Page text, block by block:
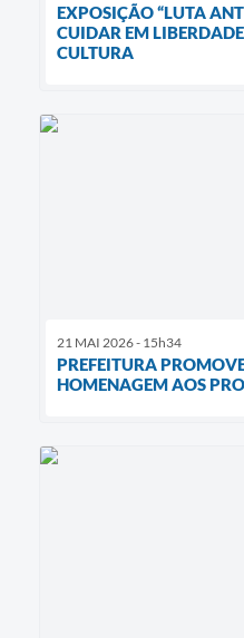
EXPOSIÇÃO “LUTA
CUIDAR EM
CULTURA
21 MAI 2026 - 15h34
PREFEITURA
HOMENAGEM AOS